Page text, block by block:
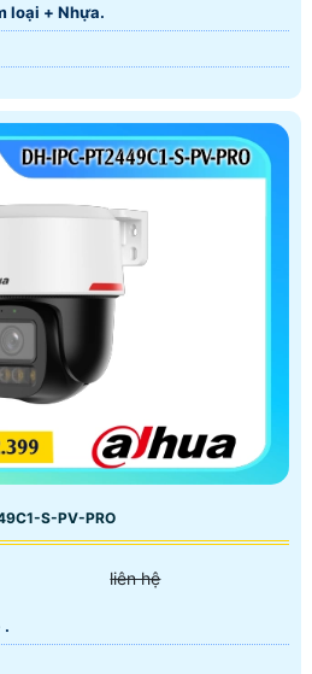
loại + Nhựa.
S-PV-PRO
liên hệ
.